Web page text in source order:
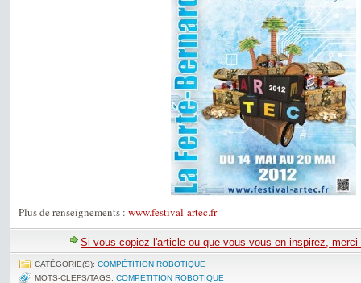
Plus de renseignements : www.festival-artec.fr
Si vous copiez l'article ou que vous vous en inspirez,
CATÉGORIE(S): COMPÉTITION ROBOTIQUE
MOTS-CLEFS/TAGS: COMPÉTITION ROBOTIQUE